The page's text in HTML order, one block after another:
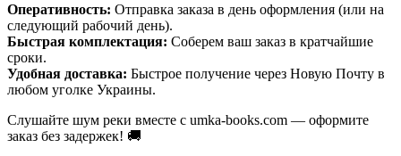
Оперативность: Отправка заказа в день оформления (или на
следующий рабочий день).
Быстрая комплектация: Соберем ваш заказ в кратчайшие
сроки.
Удобная доставка: Быстрое получение через Новую Почту в
любом уголке Украины.
Слушайте шум реки вместе с umka-books.com — оформите
заказ без задержек! 🚚